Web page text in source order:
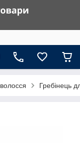
Гребінець